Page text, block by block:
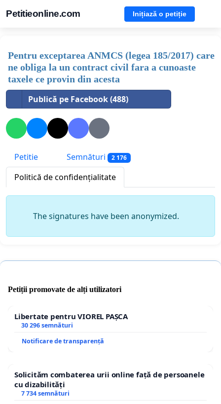
Petitieonline.com Inițiază o petiție
Pentru exceptarea ANMCS (legea 185/2017) care
ne obliga la un contract civil fara a cunoaste
taxele ce provin din acesta
Publică pe Facebook (488)
Petitie Semnături 2 176
Politică de confidențialitate
The signatures have been anonymized.
Petiții promovate de alți utilizatori
Libertate pentru VIOREL PAȘCA
30 296 semnături
Notificare de transparență
Solicităm combaterea urii online față de persoanele
cu dizabilități
7 734 semnături